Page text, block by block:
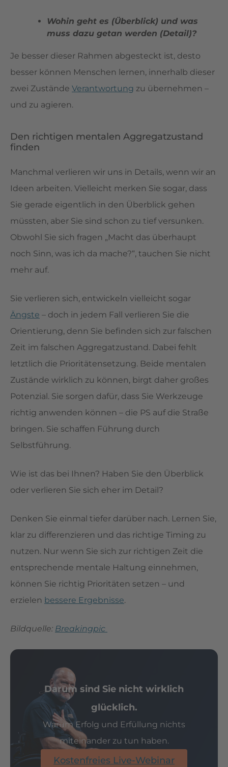
Wohin geht es (Überblick) und was
muss dazu getan werden (Detail)?
Je besser dieser Rahmen abgesteckt ist, desto
besser können Menschen lernen, innerhalb dieser
zwei Zustände Verantwortung zu übernehmen –
und zu agieren.
Den richtigen mentalen Aggregatzustand
finden
Manchmal verlieren wir uns in Details, wenn wir an
Ideen arbeiten. Vielleicht merken Sie sogar, dass
Sie gerade eigentlich in den Überblick gehen
müssten, aber Sie sind schon zu tief versunken.
Obwohl Sie sich fragen „Macht das überhaupt
noch Sinn, was ich da mache?“, tauchen Sie nicht
mehr auf.
Sie verlieren sich, entwickeln vielleicht sogar
Ängste – doch in jedem Fall verlieren Sie die
Orientierung, denn Sie befinden sich zur falschen
Zeit im falschen Aggregatzustand. Dabei fehlt
letztlich die Prioritätensetzung. Beide mentalen
Zustände wirklich zu können, birgt daher großes
Potenzial. Sie sorgen dafür, dass Sie Werkzeuge
richtig anwenden können – die PS auf die Straße
bringen. Sie schaffen Führung durch
Selbstführung.
Wie ist das bei Ihnen? Haben Sie den Überblick
oder verlieren Sie sich eher im Detail?
Denken Sie einmal tiefer darüber nach. Lernen Sie,
klar zu differenzieren und das richtige Timing zu
nutzen. Nur wenn Sie sich zur richtigen Zeit die
entsprechende mentale Haltung einnehmen,
können Sie richtig Prioritäten setzen – und
erzielen bessere Ergebnisse.
Bildquelle: Breakingpic
Darum sind Sie nicht wirklich
glücklich.
Warum Erfolg und Erfüllung nichts
miteinander zu tun haben.
Kostenfreies Live-Webinar